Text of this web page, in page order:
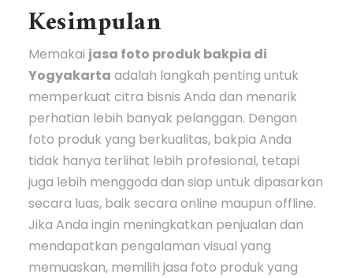
Kesimpulan
Memakai jasa foto produk bakpia di
Yogyakarta adalah langkah penting untuk
memperkuat citra bisnis Anda dan menarik
perhatian lebih banyak pelanggan. Dengan
foto produk yang berkualitas, bakpia Anda
tidak hanya terlihat lebih profesional, tetapi
juga lebih menggoda dan siap untuk dipasarkan
secara luas, baik secara online maupun offline.
Jika Anda ingin meningkatkan penjualan dan
mendapatkan pengalaman visual yang
memuaskan, memilih jasa foto produk yang